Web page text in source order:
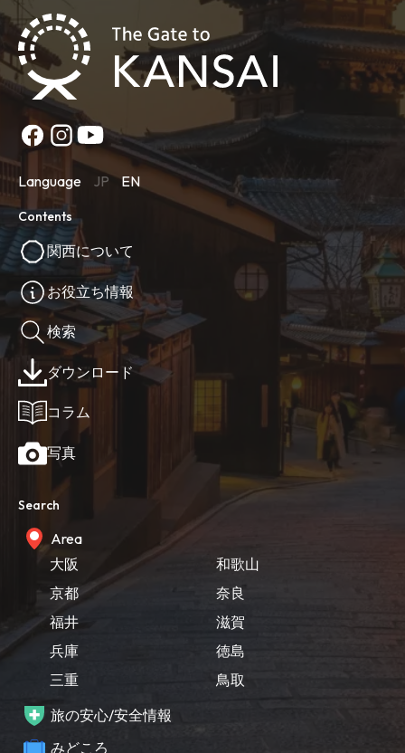
Language JP EN
Contents
関西について
お役立ち情報
検索
ダウンロード
コラム
写真
Search
Area
大阪
京都
福井
兵庫
三重
和歌山
奈良
滋賀
徳島
鳥取
旅の安心/安全情報
みどころ